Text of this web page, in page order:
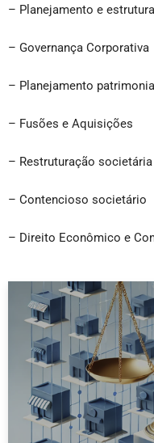
– Planejamento e
– Governança Corporativa
– Planejamento patrimonial
– Fusões e Aquisições
– Restruturação societária
– Contencioso societário
– Direito Econômico e